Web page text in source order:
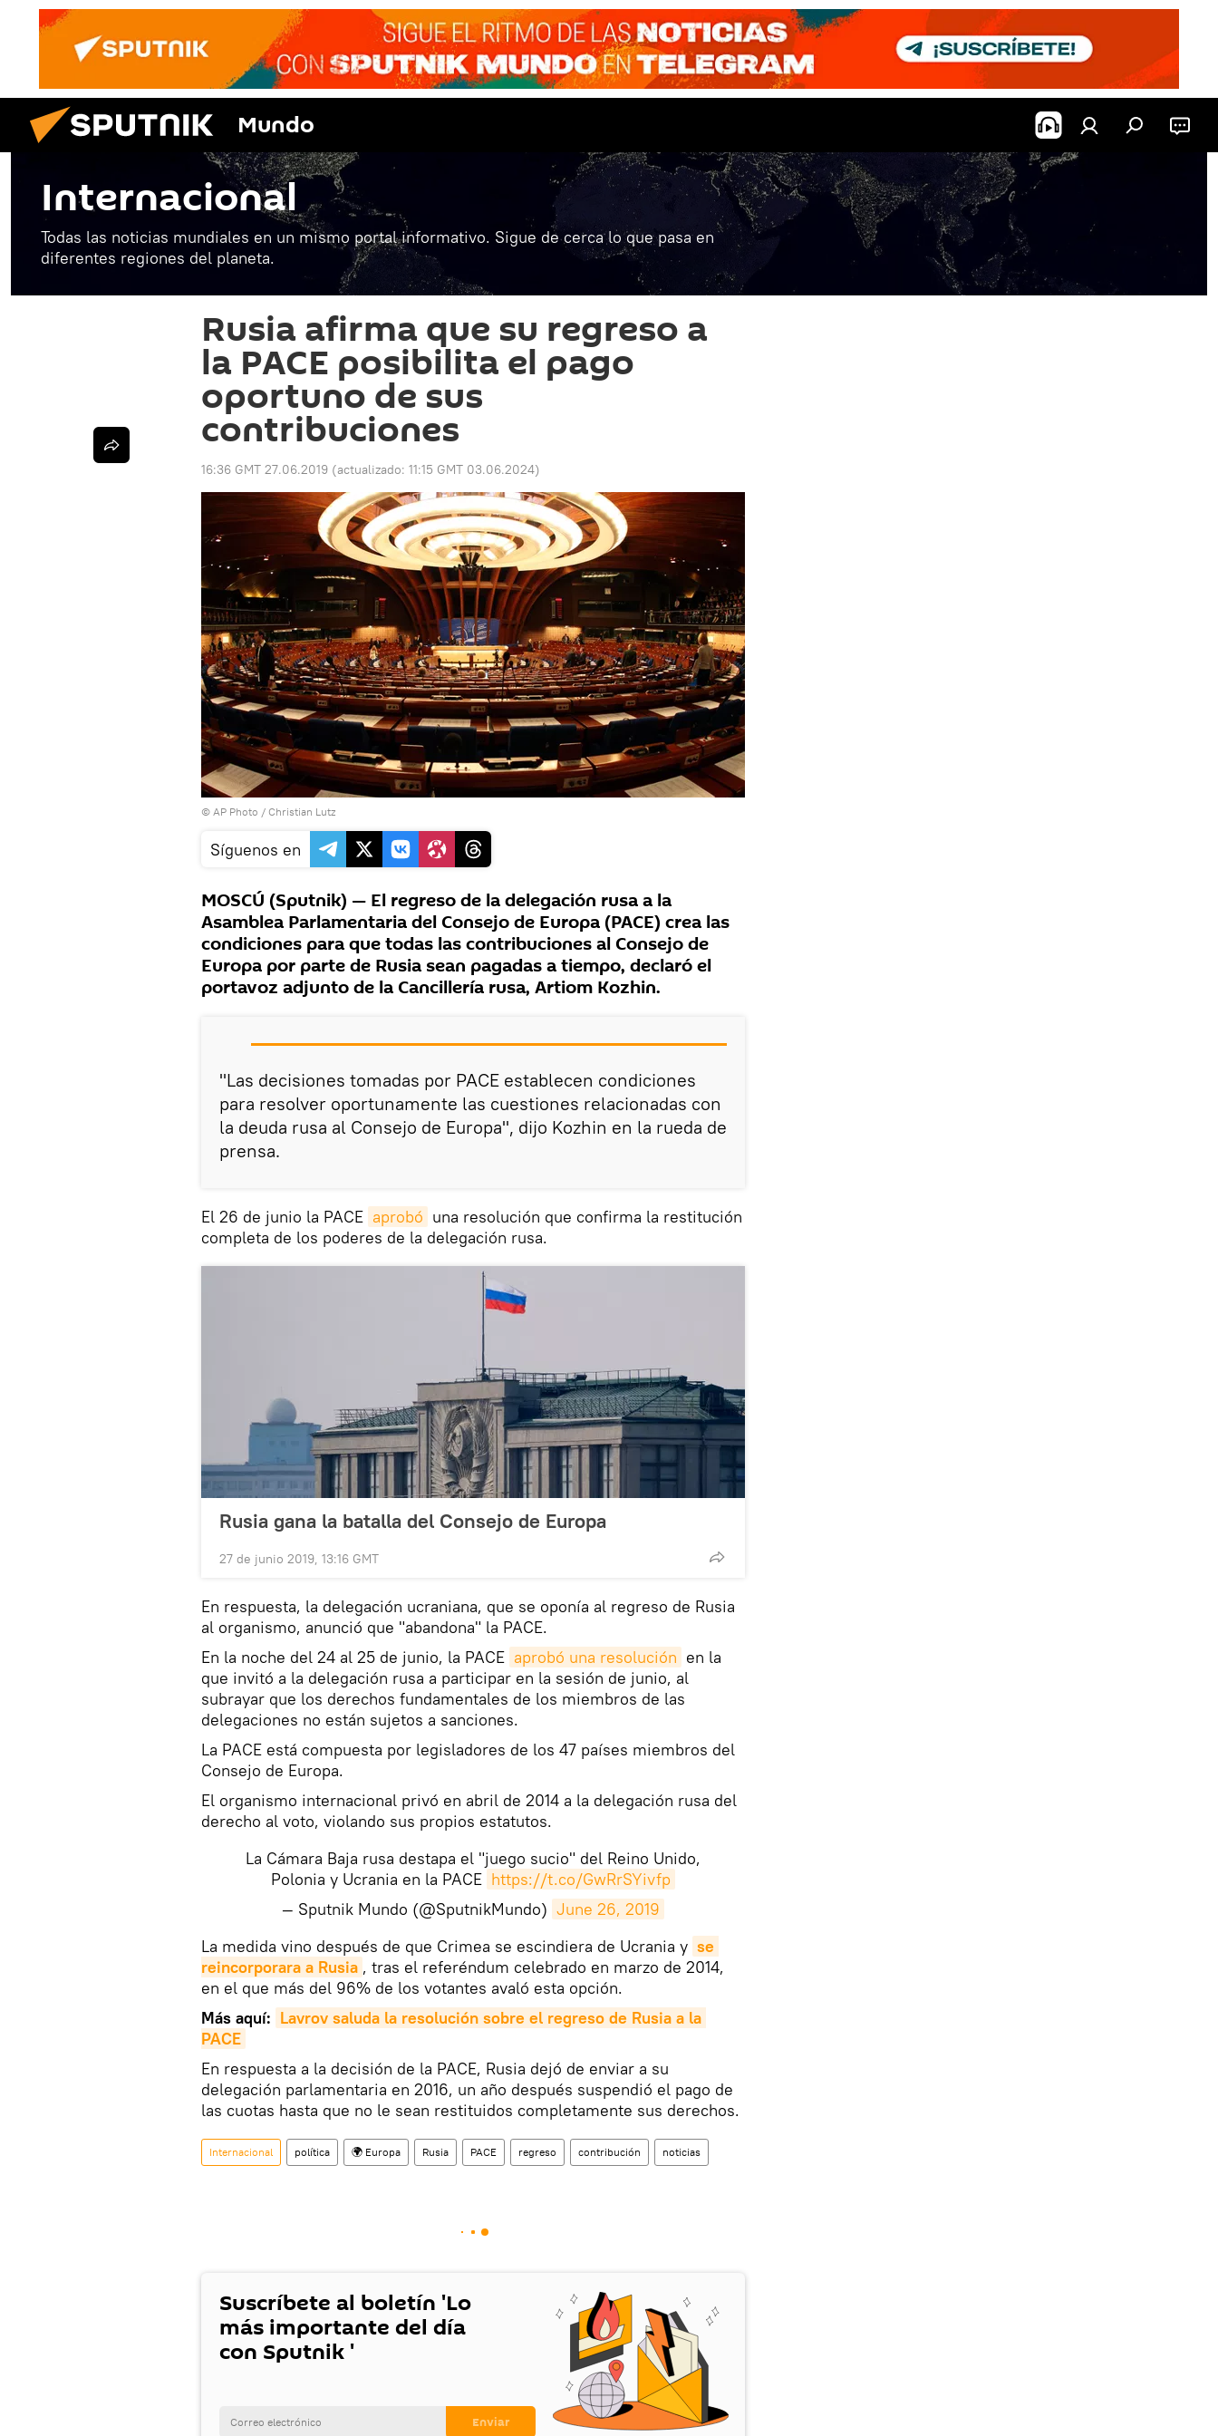
Mundo
Internacional
Todas las noticias mundiales en un mismo portal informativo. Sigue de cerca lo que pasa en
diferentes regiones del planeta.
Rusia afirma que su regreso a
la PACE posibilita el pago
oportuno de sus
contribuciones
16:36 GMT 27.06.2019 (actualizado: 11:15 GMT 03.06.2024)
© AP Photo / Christian Lutz
Síguenos en
MOSCÚ (Sputnik) — El regreso de la delegación rusa a la
Asamblea Parlamentaria del Consejo de Europa (PACE) crea las
condiciones para que todas las contribuciones al Consejo de
Europa por parte de Rusia sean pagadas a tiempo, declaró el
portavoz adjunto de la Cancillería rusa, Artiom Kozhin.
"Las decisiones tomadas por PACE establecen condiciones
para resolver oportunamente las cuestiones relacionadas con
la deuda rusa al Consejo de Europa", dijo Kozhin en la rueda de
prensa.
El 26 de junio la PACE aprobó una resolución que confirma la restitución
completa de los poderes de la delegación rusa.
Rusia gana la batalla del Consejo de Europa
27 de junio 2019, 13:16 GMT
En respuesta, la delegación ucraniana, que se oponía al regreso de Rusia
al organismo, anunció que "abandona" la PACE.
En la noche del 24 al 25 de junio, la PACE aprobó una resolución en la
que invitó a la delegación rusa a participar en la sesión de junio, al
subrayar que los derechos fundamentales de los miembros de las
delegaciones no están sujetos a sanciones.
La PACE está compuesta por legisladores de los 47 países miembros del
Consejo de Europa.
El organismo internacional privó en abril de 2014 a la delegación rusa del
derecho al voto, violando sus propios estatutos.
La Cámara Baja rusa destapa el "juego sucio" del Reino Unido,
Polonia y Ucrania en la PACE https://t.co/GwRrSYivfp
— Sputnik Mundo (@SputnikMundo) June 26, 2019
​La medida vino después de que Crimea se escindiera de Ucrania y se
reincorporara a Rusia , tras el referéndum celebrado en marzo de 2014,
en el que más del 96% de los votantes avaló esta opción.
Más aquí: Lavrov saluda la resolución sobre el regreso de Rusia a la
PACE
En respuesta a la decisión de la PACE, Rusia dejó de enviar a su
delegación parlamentaria en 2016, un año después suspendió el pago de
las cuotas hasta que no le sean restituidos completamente sus derechos.
Internacional política 🌍 Europa Rusia PACE regreso contribución noticias
Suscríbete al boletín 'Lo
más importante del día
con Sputnik '